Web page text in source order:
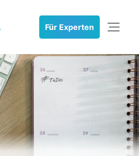
Für Experten